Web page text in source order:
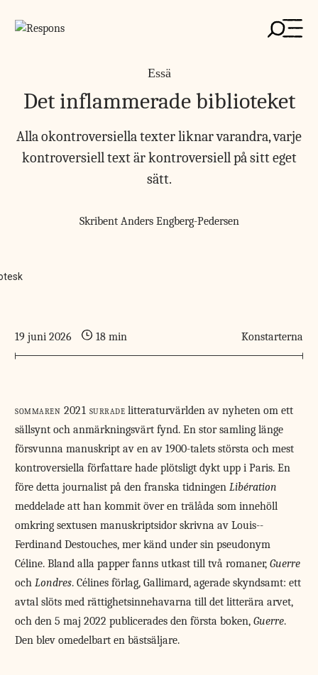
Essä
Det inflammerade biblioteket
Alla okontroversiella texter liknar varandra, varje
kontroversiell text är kontroversiell på sitt eget
sätt.
Skribent Anders Engberg-Pedersen
19 juni 2026 18 min Konstarterna
sommaren 2021 surrade litteraturvärlden av nyheten om ett
sällsynt och anmärkningsvärt fynd. En stor samling länge
försvunna manuskript av en av 1900-talets största och mest
kontroversiella författare hade plötsligt dykt upp i Paris. En
före detta journalist på den franska tidningenLibération
meddelade att han kommit över en trälåda som innehöll
omkring sextusen manuskriptsidor skrivna av Louis-­
Ferdinand Destouches, mer känd under sin pseudonym
Céline. Bland alla papper fanns utkast till två romaner,Guerre
ochLondres. Célines förlag, Gallimard, agerade skyndsamt: ett
avtal slöts med rättighetsinnehavarna till det litterära arvet,
och den 5 maj 2022 publicerades den första boken,Guerre.
Den blev omedelbart en bästsäljare.